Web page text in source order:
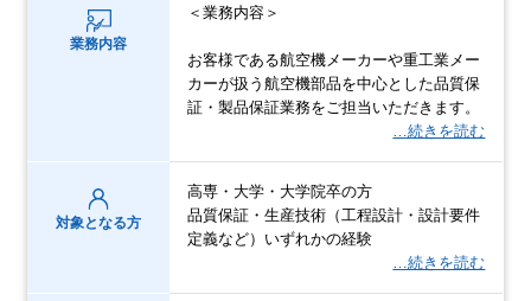
業務内容
＜業務内容＞
お客様である航空機メーカーや重工業メー
カーが扱う航空機部品を中心とした品質保
証・製品保証業務をご担当いただきます。
…続きを読む
対象となる方
高専・大学・大学院卒の方
品質保証・生産技術（工程設計・設計要件
定義など）いずれかの経験
…続きを読む